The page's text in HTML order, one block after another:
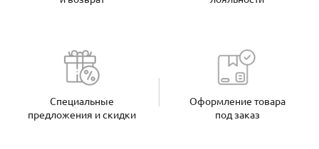
Специальные
предложения и скидки
Оформление товара
под заказ